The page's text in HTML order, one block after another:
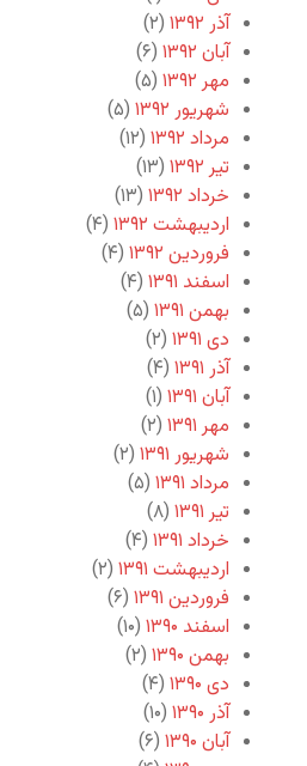
آذر ۱۳۹۲
(۲)
آبان ۱۳۹۲
(۶)
مهر ۱۳۹۲
(۵)
شهریور ۱۳۹۲
(۵)
مرداد ۱۳۹۲
(۱۲)
تیر ۱۳۹۲
(۱۳)
خرداد ۱۳۹۲
(۱۳)
اردیبهشت ۱۳۹۲
(۴)
فروردین ۱۳۹۲
(۴)
اسفند ۱۳۹۱
(۴)
بهمن ۱۳۹۱
(۵)
دی ۱۳۹۱
(۲)
آذر ۱۳۹۱
(۴)
آبان ۱۳۹۱
(۱)
مهر ۱۳۹۱
(۲)
شهریور ۱۳۹۱
(۲)
مرداد ۱۳۹۱
(۵)
تیر ۱۳۹۱
(۸)
خرداد ۱۳۹۱
(۴)
اردیبهشت ۱۳۹۱
(۲)
فروردین ۱۳۹۱
(۶)
اسفند ۱۳۹۰
(۱۰)
بهمن ۱۳۹۰
(۲)
دی ۱۳۹۰
(۴)
آذر ۱۳۹۰
(۱۰)
آبان ۱۳۹۰
(۶)